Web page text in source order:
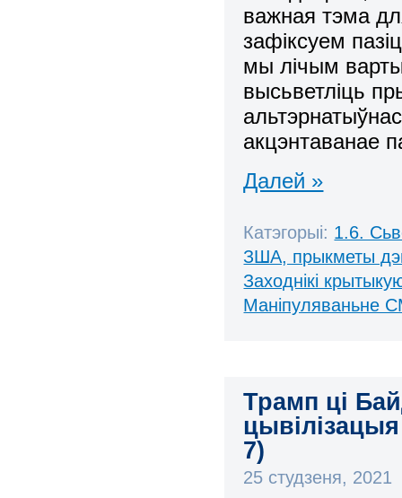
важная тэма
зафіксуем
мы лічым
высьветліць
акцэнтаванае
Далей »
Катэгорыі: 1.6.
ЗША, прыкметы
Заходнікі
Маніпуляваньне
Трамп ці
7)
25 студзеня, 2021